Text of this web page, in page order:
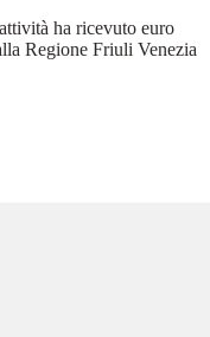
ha ricevuto euro
Regione Friuli Venezia